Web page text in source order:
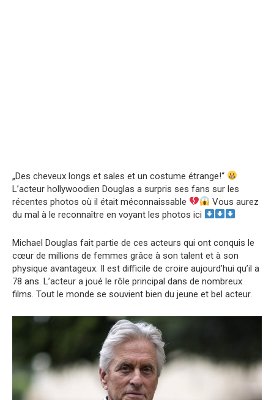
„Des cheveux longs et sales et un costume étrange!“
L’acteur hollywoodien Douglas a surpris ses fans sur les
récentes photos où il était méconnaissable
Vous aurez
du mal à le reconnaître en voyant les photos ici
Michael Douglas fait partie de ces acteurs qui ont conquis le
cœur de millions de femmes grâce à son talent et à son
physique avantageux. Il est difficile de croire aujourd’hui qu’il a
78 ans. L’acteur a joué le rôle principal dans de nombreux
films. Tout le monde se souvient bien du jeune et bel acteur.